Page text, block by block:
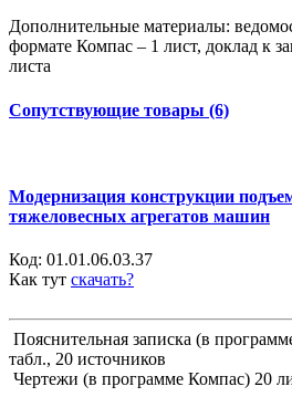
Дополнительные материалы:
формате Компас – 1 лист, доклад к
листа
Сопутствующие товары (6)
Модернизация конструкции
тяжеловесных агрегатов машин
Код: 01.01.06.03.37
Как тут скачать?
Пояснительная записка (в
табл., 20 источников
Чертежи (в программе Компас) 20